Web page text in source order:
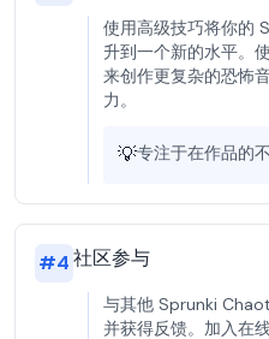
使用高级技巧将你的
升到一个新的水平。
来创作更复杂的恐怖
力。
💡专注于在作品的
#4社区参与
与其他 Sprunki
并获得反馈。加入在